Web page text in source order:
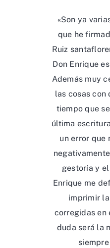
«Son ya
que he
Ruiz
Don Enrique
Además muy
las cosas con
tiempo que
última
un error que
gestoría y
Enrique me
imprimir
corregidas en
duda será la